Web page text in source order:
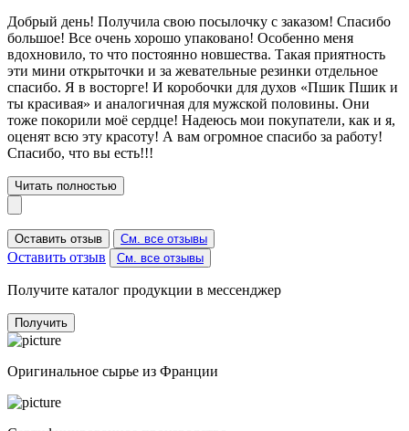
Добрый день! Получила свою посылочку с заказом! Спасибо
большое! Все очень хорошо упаковано! Особенно меня
вдохновило, то что постоянно новшества. Такая приятность
эти мини открыточки и за жевательные резинки отдельное
спасибо. Я в восторге! И коробочки для духов «Пшик Пшик и
ты красивая» и аналогичная для мужской половины. Они
тоже покорили моё сердце! Надеюсь мои покупатели, как и я,
оценят всю эту красоту! А вам огромное спасибо за работу!
Спасибо, что вы есть!!!
Читать полностью
Оставить отзыв См. все отзывы
Оставить отзыв См. все отзывы
Получите каталог продукции в мессенджер
Получить
Оригинальное сырье из Франции